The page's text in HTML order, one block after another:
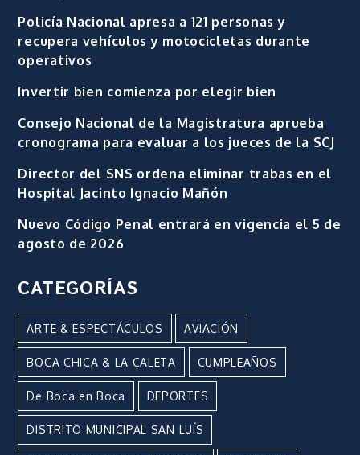
Policía Nacional apresa a 121 personas y
recupera vehículos y motocicletas durante
operativos
Invertir bien comienza por elegir bien
Consejo Nacional de la Magistratura aprueba
cronograma para evaluar a los jueces de la SCJ
Director del SNS ordena eliminar trabas en el
Hospital Jacinto Ignacio Mañón
Nuevo Código Penal entrará en vigencia el 5 de
agosto de 2026
CATEGORÍAS
ARTE & ESPECTÁCULOS AVIACIÓN
BOCA CHICA & LA CALETA CUMPLEAÑOS
De Boca en Boca DEPORTES
DISTRITO MUNICIPAL SAN LUÍS